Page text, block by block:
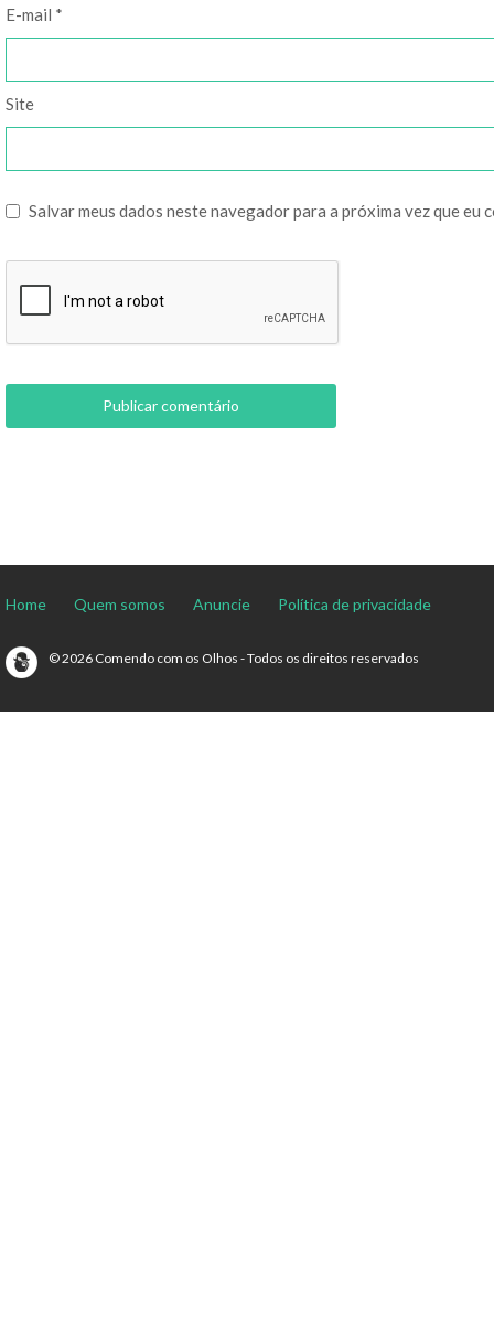
E-mail *
Site
Salvar meus dados neste navegador para a próxima vez que eu
Home Quem somos Anuncie Política de privacidade
© 2026 Comendo com os Olhos - Todos os direitos reservados